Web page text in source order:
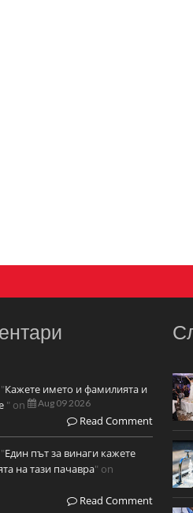
Кажете името и фамилията и
" on Aug 09 2026
Read Comment
Един път за винаги кажете
на тази пачавра" on
Read Comment